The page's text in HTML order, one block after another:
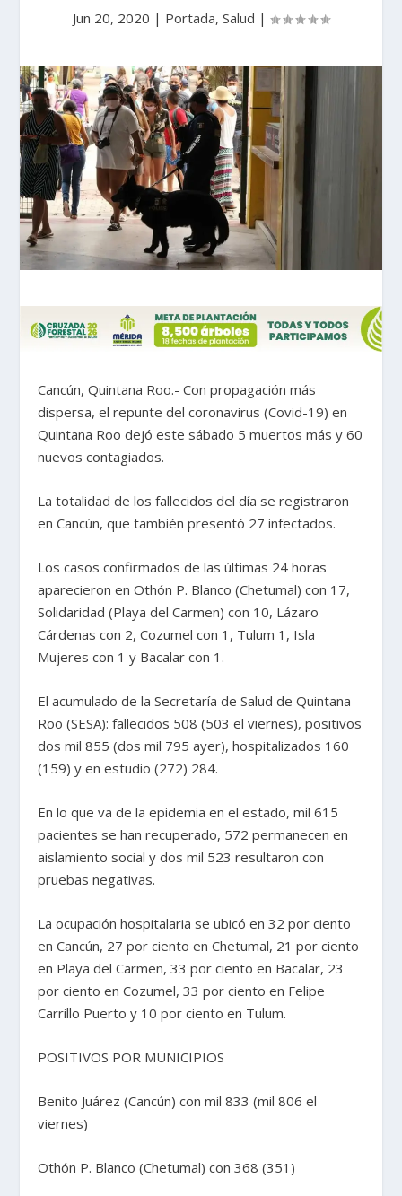
Jun 20, 2020 | Portada, Salud |
Cancún, Quintana Roo.- Con propagación más
dispersa, el repunte del coronavirus (Covid-19) en
Quintana Roo dejó este sábado 5 muertos más y 60
nuevos contagiados.
La totalidad de los fallecidos del día se registraron
en Cancún, que también presentó 27 infectados.
Los casos confirmados de las últimas 24 horas
aparecieron en Othón P. Blanco (Chetumal) con 17,
Solidaridad (Playa del Carmen) con 10, Lázaro
Cárdenas con 2, Cozumel con 1, Tulum 1, Isla
Mujeres con 1 y Bacalar con 1.
El acumulado de la Secretaría de Salud de Quintana
Roo (SESA): fallecidos 508 (503 el viernes), positivos
dos mil 855 (dos mil 795 ayer), hospitalizados 160
(159) y en estudio (272) 284.
En lo que va de la epidemia en el estado, mil 615
pacientes se han recuperado, 572 permanecen en
aislamiento social y dos mil 523 resultaron con
pruebas negativas.
La ocupación hospitalaria se ubicó en 32 por ciento
en Cancún, 27 por ciento en Chetumal, 21 por ciento
en Playa del Carmen, 33 por ciento en Bacalar, 23
por ciento en Cozumel, 33 por ciento en Felipe
Carrillo Puerto y 10 por ciento en Tulum.
POSITIVOS POR MUNICIPIOS
Benito Juárez (Cancún) con mil 833 (mil 806 el
viernes)
Othón P. Blanco (Chetumal) con 368 (351)